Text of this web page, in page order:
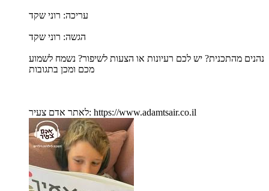
עריכה: רוני שקד
הגשה: רוני שקד
נהנים מהתכנית? יש לכם רעיונות או הצעות לשיפור? נשמח לשמוע
מכם ומכן בתגובות
לאתר אדם צעיר: https://www.adamtsair.co.il